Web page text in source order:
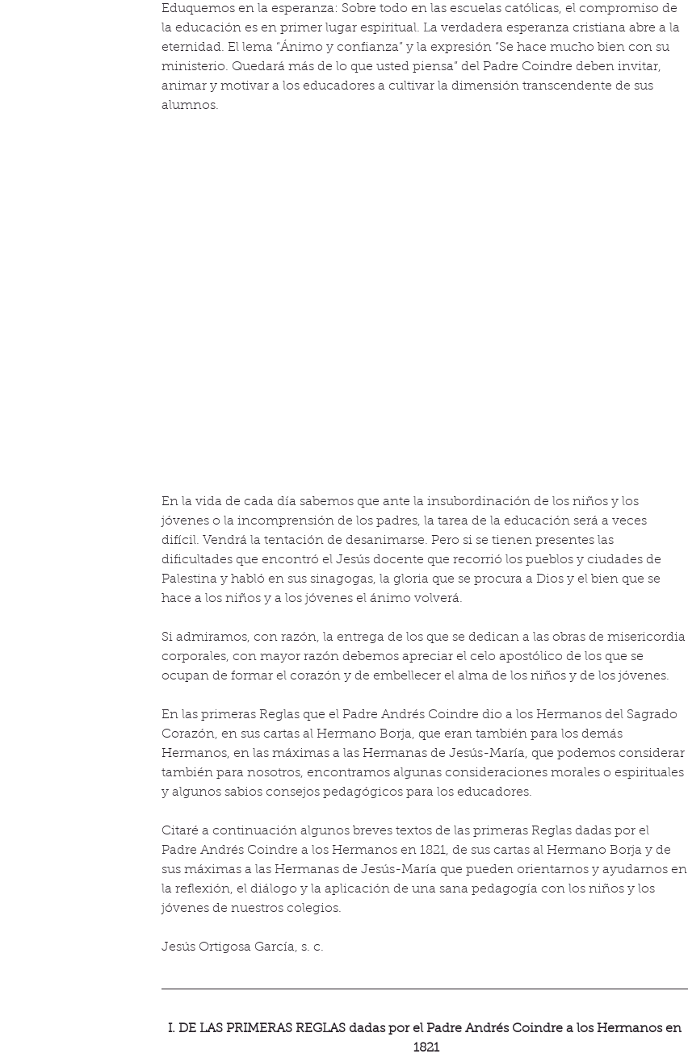
Eduquemos en la esperanza: Sobre todo en las escuelas católicas, el compromiso de
la educación es en primer lugar espiritual. La verdadera esperanza cristiana abre a la
eternidad. El lema “Ánimo y confianza” y la expresión “Se hace mucho bien con su
ministerio. Quedará más de lo que usted piensa” del Padre Coindre deben invitar,
animar y motivar a los educadores a cultivar la dimensión transcendente de sus
alumnos.
En la vida de cada día sabemos que ante la insubordinación de los niños y los
jóvenes o la incomprensión de los padres, la tarea de la educación será a veces
difícil. Vendrá la tentación de desanimarse. Pero si se tienen presentes las
dificultades que encontró el Jesús docente que recorrió los pueblos y ciudades de
Palestina y habló en sus sinagogas, la gloria que se procura a Dios y el bien que se
hace a los niños y a los jóvenes el ánimo volverá.
Si admiramos, con razón, la entrega de los que se dedican a las obras de misericordia
corporales, con mayor razón debemos apreciar el celo apostólico de los que se
ocupan de formar el corazón y de embellecer el alma de los niños y de los jóvenes.
En las primeras Reglas que el Padre Andrés Coindre dio a los Hermanos del Sagrado
Corazón, en sus cartas al Hermano Borja, que eran también para los demás
Hermanos, en las máximas a las Hermanas de Jesús-María, que podemos considerar
también para nosotros, encontramos algunas consideraciones morales o espirituales
y algunos sabios consejos pedagógicos para los educadores.
Citaré a continuación algunos breves textos de las primeras Reglas dadas por el
Padre Andrés Coindre a los Hermanos en 1821, de sus cartas al Hermano Borja y de
sus máximas a las Hermanas de Jesús-María que pueden orientarnos y ayudarnos en
la reflexión, el diálogo y la aplicación de una sana pedagogía con los niños y los
jóvenes de nuestros colegios.
Jesús Ortigosa García, s. c.
I. DE LAS PRIMERAS REGLAS dadas por el Padre Andrés Coindre a los Hermanos en
1821